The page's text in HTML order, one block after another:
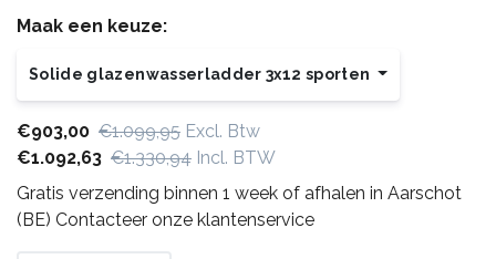
Maak een keuze:
Solide glazenwasserladder 3x12 sporten
€903,00 €1.099,95 Excl. Btw
€1.092,63 €1.330,94 Incl. BTW
Gratis verzending binnen 1 week of afhalen in Aarschot
(BE) Contacteer onze klantenservice